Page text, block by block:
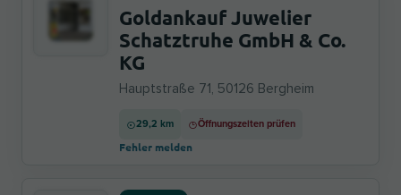
Goldankauf Juwelier
Schatztruhe GmbH & Co.
KG
Hauptstraße 71, 50126 Bergheim
29,2 km Öffnungszeiten prüfen
Fehler melden